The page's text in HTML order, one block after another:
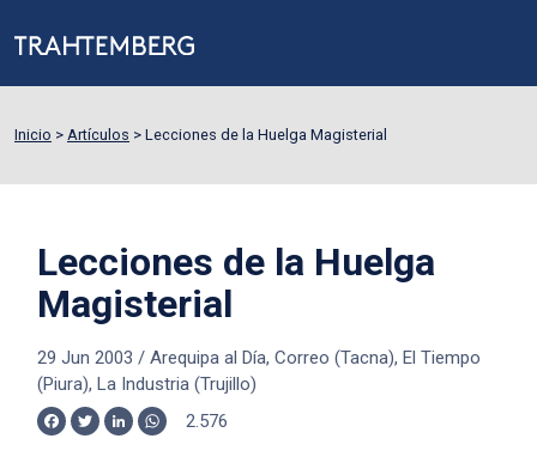
Inicio > Artículos > Lecciones de la Huelga Magisterial
Lecciones de la Huelga
Magisterial
29 Jun 2003 / Arequipa al Día, Correo (Tacna), El Tiempo
(Piura), La Industria (Trujillo)
Facebook
TwitterLinkedInWhatsApp
2.576